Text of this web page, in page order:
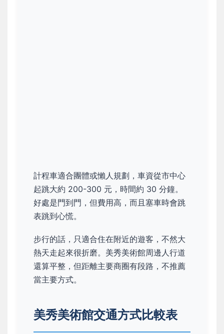
計程車適合團體或懶人規劃，車資從市中心
起跳大約 200-300 元，時間約 30 分鐘。
好處是門到門，但費用高，而且塞車時會跳
表跳到心慌。
步行的話，只適合住在附近的遊客，不然大
熱天走起來很折磨。美秀美術館周邊人行道
還算平整，但距離主要商圈有段路，不推薦
當主要方式。
美秀美術館交通方式比較表